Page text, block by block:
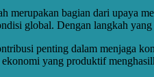
bagian dari upaya
global. Dengan langkah
penting dalam menjaga
yang produktif